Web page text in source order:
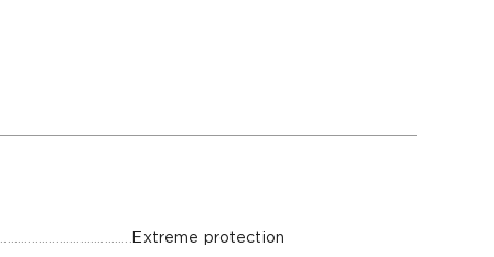
Extreme protection